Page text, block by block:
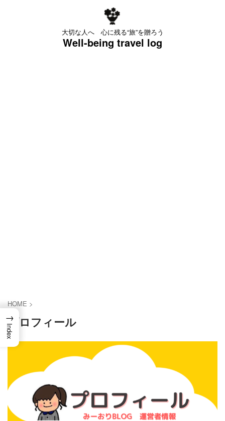
大切な人へ 心に残る“旅”を贈ろう
Well-being travel log
HOME >
プロフィール
→
Index